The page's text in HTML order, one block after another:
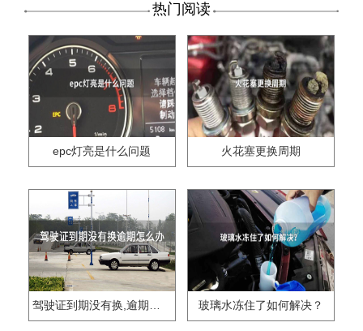
热门阅读
epc灯亮是什么问题 火花塞更换周期
驾驶证到期没有换,逾期怎么办?? 玻璃水冻住了如何解决？